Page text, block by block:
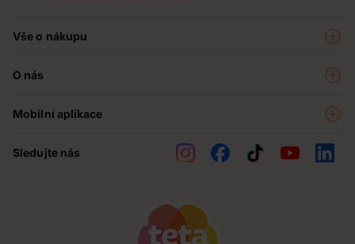
Vše o nákupu
Prodejny
Obchodní podmínky
O nás
Teta pomáhá
Mobilní aplikace
Sledujte nás